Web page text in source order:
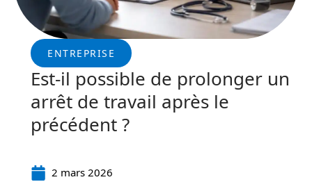
ENTREPRISE
Est-il possible de prolonger un
arrêt de travail après le
précédent ?
2 mars 2026